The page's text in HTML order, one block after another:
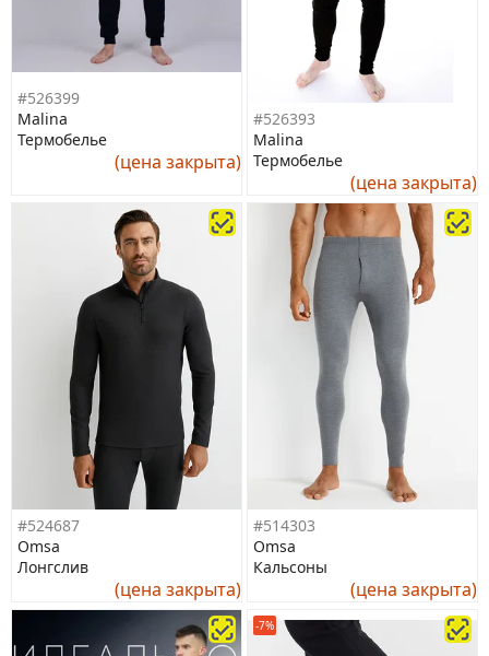
#526399
Malina
Термобелье
(цена закрыта)
#526393
Malina
Термобелье
(цена закрыта)
#524687
Omsa
Лонгслив
(цена закрыта)
#514303
Omsa
Кальсоны
(цена закрыта)
-7%